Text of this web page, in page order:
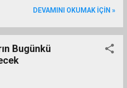
Dolar düzeyinde
sokuyor (karşılaştırma:
Türkiye, 2014 sonu
başına gelire sahip
bunun sonucunda da
DEVAMINI OKUMAK IÇIN »
Bugünkü